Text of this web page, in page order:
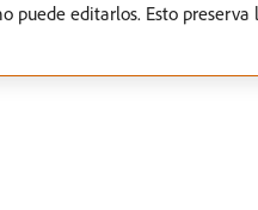
puede editarlos. Esto